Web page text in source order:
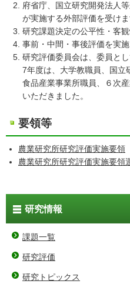
府省庁、国立研究開発法人
が実施する外部評価を受けま
研究課題決定の公平性・客
事前・中間・事後評価を実施
研究評価委員会は、委員と
7年度は、大学教職員、国立
食品産業事業所職員、６次
いただきました。
要領等
農業研究所研究評価実施要領
農業研究所研究評価実施要領
研究情報
課題一覧
研究評価
研究トピックス